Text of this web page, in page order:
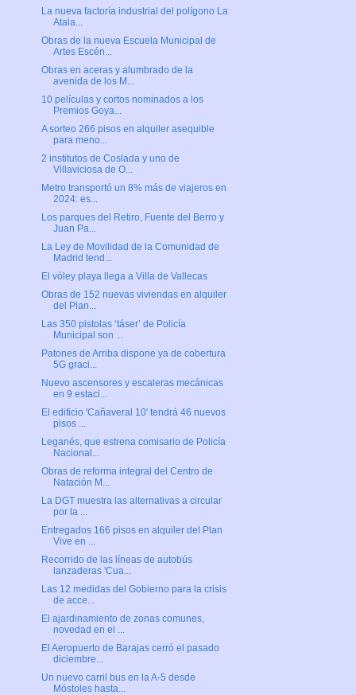
La nueva factoría industrial del polígono La
Atala...
Obras de la nueva Escuela Municipal de
Artes Escén...
Obras en aceras y alumbrado de la
avenida de los M...
10 películas y cortos nominados a los
Premios Goya...
A sorteo 266 pisos en alquiler asequible
para meno...
2 institutos de Coslada y uno de
Villaviciosa de O...
Metro transportó un 8% más de viajeros en
2024: es...
Los parques del Retiro, Fuente del Berro y
Juan Pa...
La Ley de Movilidad de la Comunidad de
Madrid tend...
El vóley playa llega a Villa de Vallecas
Obras de 152 nuevas viviendas en alquiler
del Plan...
Las 350 pistolas ‘táser’ de Policía
Municipal son ...
Patones de Arriba dispone ya de cobertura
5G graci...
Nuevo ascensores y escaleras mecánicas
en 9 estaci...
El edificio 'Cañaveral 10' tendrá 46 nuevos
pisos ...
Leganés, que estrena comisario de Policía
Nacional...
Obras de reforma integral del Centro de
Natación M...
La DGT muestra las alternativas a circular
por la ...
Entregados 166 pisos en alquiler del Plan
Vive en ...
Recorrido de las líneas de autobús
lanzaderas 'Cua...
Las 12 medidas del Gobierno para la crisis
de acce...
El ajardinamiento de zonas comunes,
novedad en el ...
El Aeropuerto de Barajas cerró el pasado
diciembre...
Un nuevo carril bus en la A-5 desde
Móstoles hasta...